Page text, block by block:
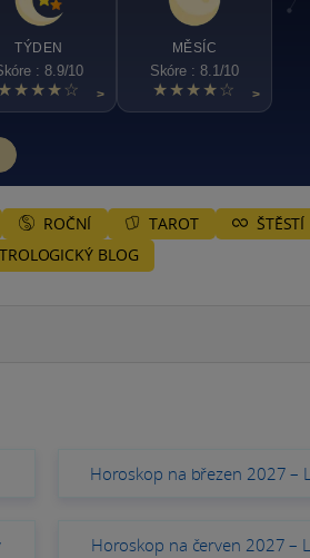
TÝDEN
: 8.9/10
★★★★☆ >
MĚSÍC
Skóre : 8.1/10
★★★★☆ >
ROČNÍ TAROT
ŠTĚSTÍ
BLOG
Horoskop na březen 2027 –
Horoskop na červen 2027 –